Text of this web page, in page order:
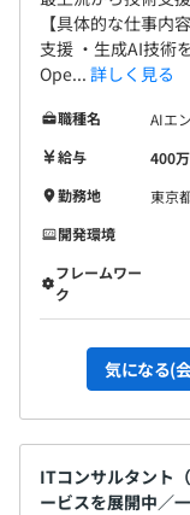
【具体的な仕事内
支援 ・生成AI技術
Ope... 詳しく見る
職種名
AIエ
給与
400
勤務地
東京
開発環境
フレームワー
ク
気になる(
ITコンサルタント
ービスを展開中／